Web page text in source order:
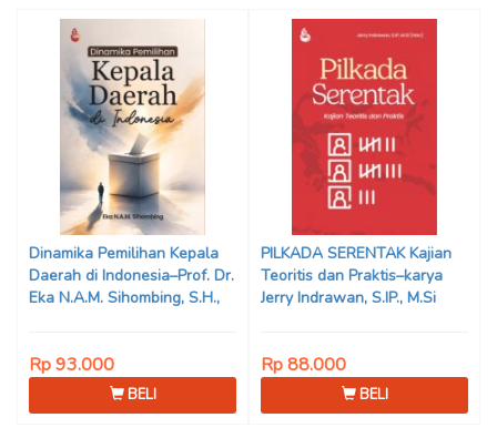
Dinamika Pemilihan Kepala
Daerah di Indonesia–Prof. Dr.
Eka N.A.M. Sihombing, S.H.,
Rp 93.000
BELI
PILKADA SERENTAK Kajian
Teoritis dan Praktis–karya
Jerry Indrawan, S.IP., M.Si
Rp 88.000
BELI